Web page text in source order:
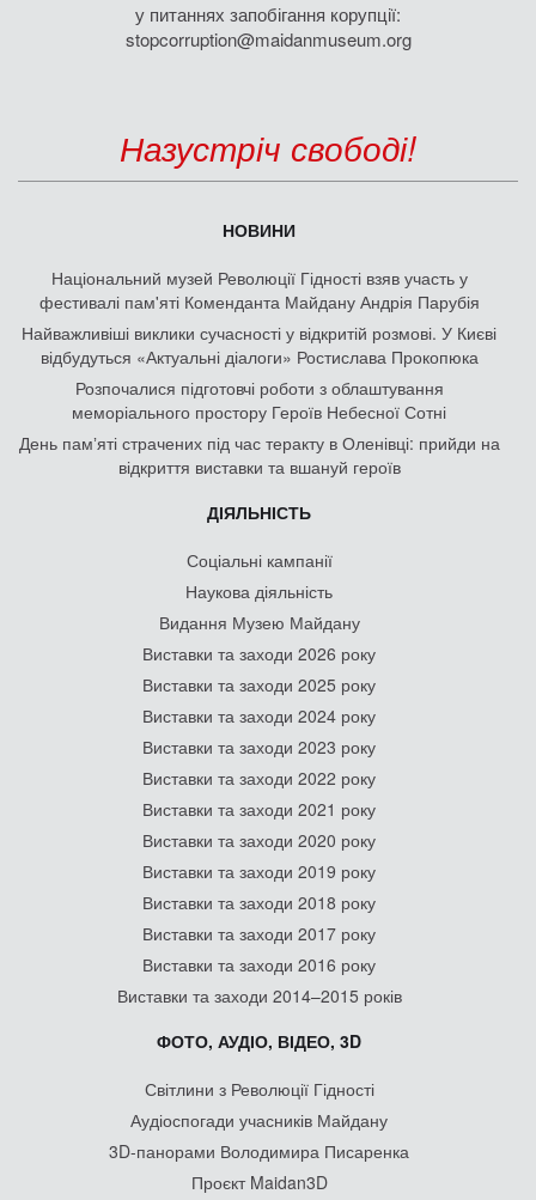
у питаннях запобігання корупції:
stopcorruption@maidanmuseum.org
Назустріч свободі!
НОВИНИ
Національний музей Революції Гідності взяв участь у
фестивалі пам'яті Коменданта Майдану Андрія Парубія
Найважливіші виклики сучасності у відкритій розмові. У Києві
відбудуться «Актуальні діалоги» Ростислава Прокопюка
Розпочалися підготовчі роботи з облаштування
меморіального простору Героїв Небесної Сотні
День памʼяті страчених під час теракту в Оленівці: прийди на
відкриття виставки та вшануй героїв
ДІЯЛЬНІСТЬ
Соціальні кампанії
Наукова діяльність
Видання Музею Майдану
Виставки та заходи 2026 року
Виставки та заходи 2025 року
Виставки та заходи 2024 року
Виставки та заходи 2023 року
Виставки та заходи 2022 року
Виставки та заходи 2021 року
Виставки та заходи 2020 року
Виставки та заходи 2019 року
Виставки та заходи 2018 року
Виставки та заходи 2017 року
Виставки та заходи 2016 року
Виставки та заходи 2014–2015 років
ФОТО, АУДІО, ВІДЕО, 3D
Світлини з Революції Гідності
Аудіоспогади учасників Майдану
3D-панорами Володимира Писаренка
Проєкт Maidan3D